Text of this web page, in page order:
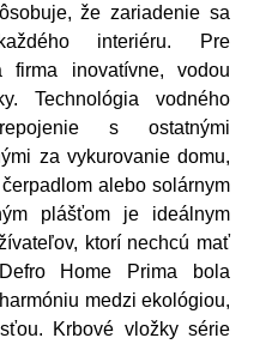
že zariadenie sa
interiéru. Pre
firma inovatívne, vodou
Technológia vodného
s ostatnými
za vykurovanie domu,
alebo solárnym
plášťom je ideálnym
ktorí nechcú mať
Home Prima bola
medzi ekológiou,
Krbové vložky série